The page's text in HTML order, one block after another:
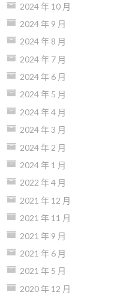
2024 年 10 月
2024 年 9 月
2024 年 8 月
2024 年 7 月
2024 年 6 月
2024 年 5 月
2024 年 4 月
2024 年 3 月
2024 年 2 月
2024 年 1 月
2022 年 4 月
2021 年 12 月
2021 年 11 月
2021 年 9 月
2021 年 6 月
2021 年 5 月
2020 年 12 月